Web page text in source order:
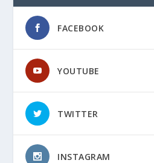
FACEBOOK
YOUTUBE
TWITTER
INSTAGRAM